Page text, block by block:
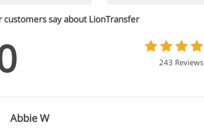
customers say about LionTransfer
243 Reviews
Abbie W